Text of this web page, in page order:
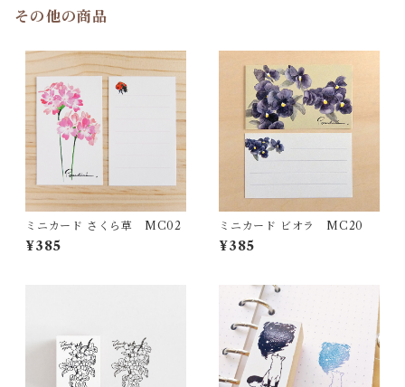
その他の商品
ミニカード さくら草 MC02
¥385
ミニカード ビオラ MC20
¥385